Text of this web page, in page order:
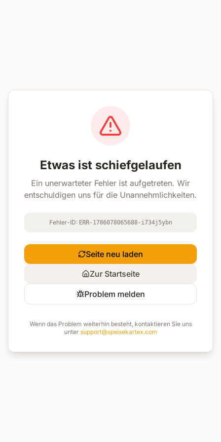
Etwas ist schiefgelaufen
Ein unerwarteter Fehler ist aufgetreten. Wir
entschuldigen uns für die Unannehmlichkeiten.
Fehler-ID: ERR-1786078065688-i734j5ybn
Seite neu laden
Zur Startseite
Problem melden
Wenn das Problem weiterhin besteht, kontaktieren Sie uns
unter support@speisekartex.com